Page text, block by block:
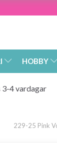
HOBBY
3-4 vardagar
229-25 Pink